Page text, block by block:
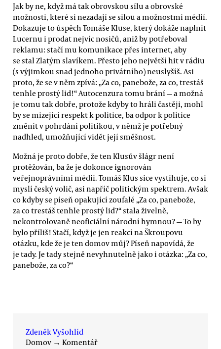
Jak by ne, když má tak obrovskou sílu a obrovské
možnosti, které si nezadají se silou a možnostmi médií.
Dokazuje to úspěch Tomáše Kluse, který dokáže naplnit
Lucernu i prodat nejvíc nosičů, aniž by potřeboval
reklamu: stačí mu komunikace přes internet, aby
se stal Zlatým slavíkem. Přesto jeho největší hit v rádiu
(s výjimkou snad jednoho privátního) neuslyšíš. Asi
proto, že se v něm zpívá: „Za co, panebože, za co, trestáš
tenhle prostý lid!“ Autocenzura tomu brání — a možná
je tomu tak dobře, protože kdyby to hráli častěji, mohl
by se mizející respekt k politice, ba odpor k politice
změnit v pohrdání politikou, v němž je potřebný
nadhled, umožňující vidět její směšnost.
Možná je proto dobře, že ten Klusův šlágr není
protěžován, ba že je dokonce ignorován
veřejnoprávními médii. Tomáš Klus sice vystihuje, co si
myslí český volič, asi napříč politickým spektrem. Avšak
co kdyby se píseň opakující zoufalé „Za co, panebože,
za co trestáš tenhle prostý lid?“ stala živelně,
nekontrolovaně neoficiální národní hymnou? — To by
bylo příliš! Stačí, když je jen reakcí na Škroupovu
otázku, kde že je ten domov můj? Píseň napovídá, že
je tady. Je tady stejně nevyhnutelně jako i otázka: „Za co,
panebože, za co?“
Zdeněk Vyšohlíd
Domov → Komentář